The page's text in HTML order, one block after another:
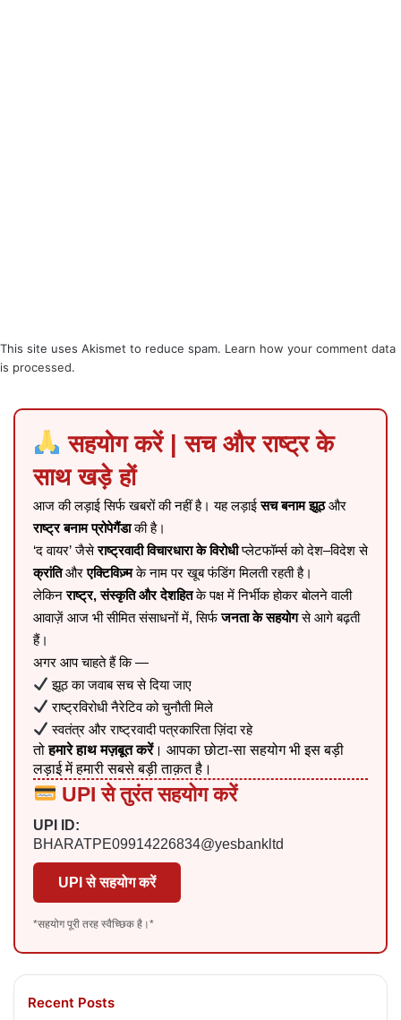
This site uses Akismet to reduce spam. Learn how your comment data
is processed.
सहयोग करें | सच और राष्ट्र के
साथ खड़े हों
आज की लड़ाई सिर्फ खबरों की नहीं है। यह लड़ाईसच बनाम झूठऔर
राष्ट्र बनाम प्रोपेगैंडाकी है।
‘द वायर’ जैसेराष्ट्रवादी विचारधारा के विरोधीप्लेटफॉर्म्स को देश–विदेश से
क्रांतिऔरएक्टिविज़्मके नाम पर खूब फंडिंग मिलती रहती है।
लेकिनराष्ट्र, संस्कृति और देशहितके पक्ष में निर्भीक होकर बोलने वाली
आवाज़ें आज भी सीमित संसाधनों में, सिर्फजनता के सहयोगसे आगे बढ़ती
हैं।
अगर आप चाहते हैं कि —
झूठ का जवाब सच से दिया जाए
राष्ट्रविरोधी नैरेटिव को चुनौती मिले
स्वतंत्र और राष्ट्रवादी पत्रकारिता ज़िंदा रहे
तोहमारे हाथ मज़बूत करें। आपका छोटा-सा सहयोग भी इस बड़ी
लड़ाई में हमारी सबसे बड़ी ताक़त है।
UPI से तुरंत सहयोग करें
UPI ID:
BHARATPE09914226834@yesbankltd
UPI से सहयोग करें
*सहयोग पूरी तरह स्वैच्छिक है।*
Recent Posts